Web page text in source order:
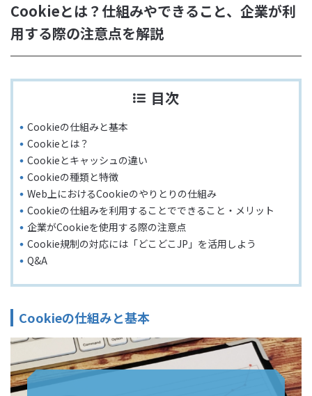
Cookieとは？仕組みやできること、企業が利
用する際の注意点を解説
目次
Cookieの仕組みと基本
Cookieとは？
Cookieとキャッシュの違い
Cookieの種類と特徴
Web上におけるCookieのやりとりの仕組み
Cookieの仕組みを利用することでできること・メリット
企業がCookieを使用する際の注意点
Cookie規制の対応には「どこどこJP」を活用しよう
Q&A
Cookieの仕組みと基本